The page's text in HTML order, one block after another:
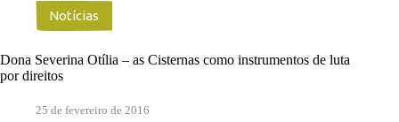
Notícias
Dona Severina Otília – as Cisternas como instrumentos de luta
por direitos
25 de fevereiro de 2016